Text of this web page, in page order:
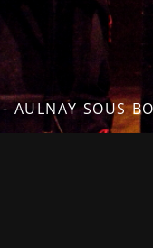
- AULNAY SOUS